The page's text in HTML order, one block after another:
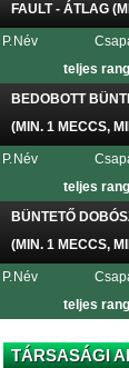
FAULT - ÁTLAG
P. Név
teljes
BEDOBOTT
(MIN. 1 MECCS,
P. Név
teljes
BÜNTETŐ
(MIN. 1 MECCS,
P. Név
teljes
TÁRSASÁGI